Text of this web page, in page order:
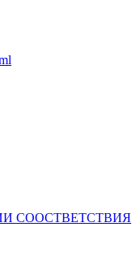
СООСТВЕТСТВИЯ